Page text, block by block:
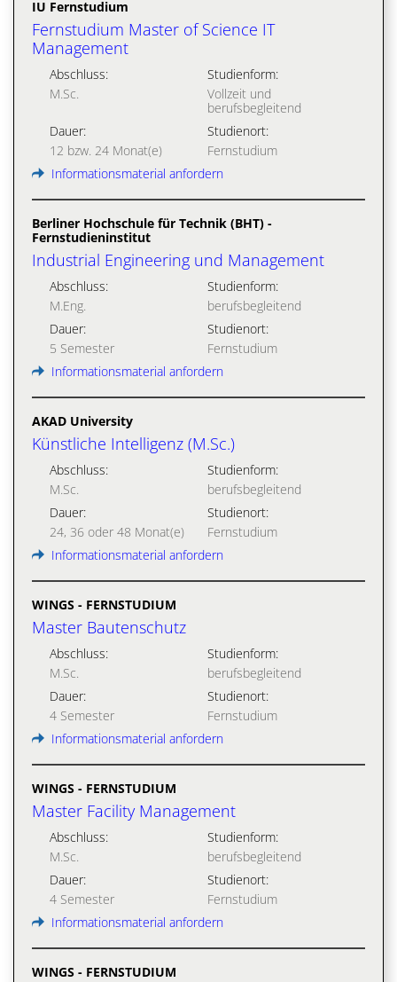
IU Fernstudium
Fernstudium Master of Science IT
Management
Abschluss:
M.Sc.
Studienform:
Vollzeit und
berufsbegleitend
Dauer:
12 bzw. 24 Monat(e)
Studienort:
Fernstudium
Informationsmaterial anfordern
Berliner Hochschule für Technik (BHT) -
Fernstudieninstitut
Industrial Engineering und Management
Abschluss:
M.Eng.
Studienform:
berufsbegleitend
Dauer:
5 Semester
Studienort:
Fernstudium
Informationsmaterial anfordern
AKAD University
Künstliche Intelligenz (M.Sc.)
Abschluss:
M.Sc.
Studienform:
berufsbegleitend
Dauer:
24, 36 oder 48 Monat(e)
Studienort:
Fernstudium
Informationsmaterial anfordern
WINGS - FERNSTUDIUM
Master Bautenschutz
Abschluss:
M.Sc.
Studienform:
berufsbegleitend
Dauer:
4 Semester
Studienort:
Fernstudium
Informationsmaterial anfordern
WINGS - FERNSTUDIUM
Master Facility Management
Abschluss:
M.Sc.
Studienform:
berufsbegleitend
Dauer:
4 Semester
Studienort:
Fernstudium
Informationsmaterial anfordern
WINGS - FERNSTUDIUM